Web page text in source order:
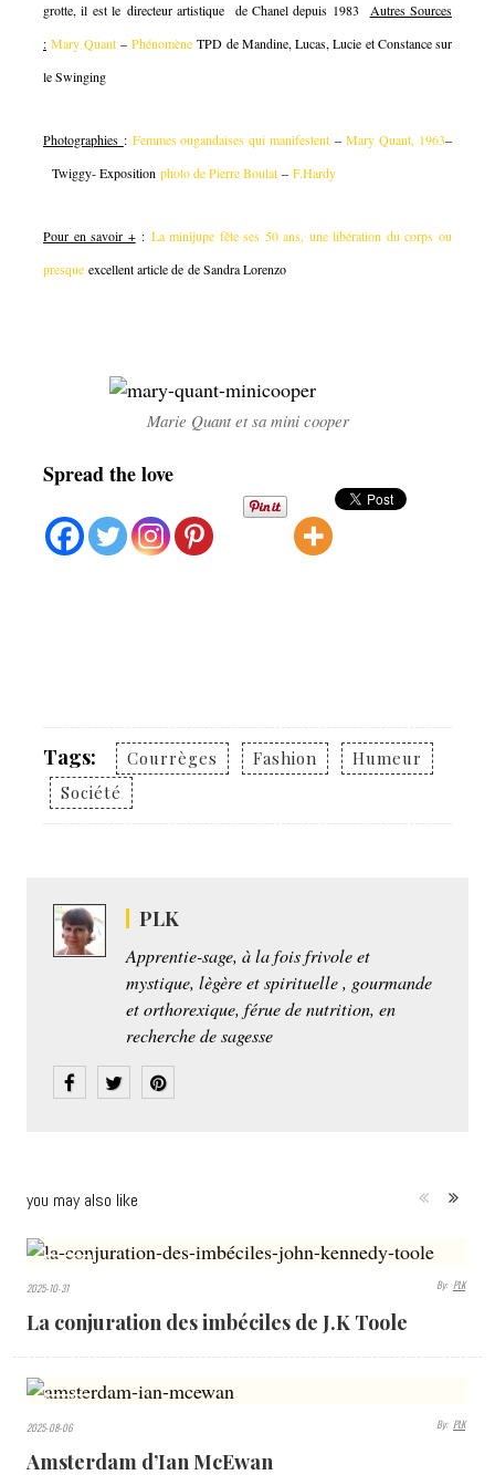
grotte, il est le directeur artistique de Chanel depuis 1983 Autres Sources
: Mary Quant – Phénomène TPD de Mandine, Lucas, Lucie et Constance sur
le Swinging
Photographies : Femmes ougandaises qui manifestent –Mary Quant, 1963–
Twiggy- Exposition photo de Pierre Boulat – F.Hardy
Pour en savoir +: La minijupe fête ses 50 ans, une libération du corps ou
presque excellent article de de Sandra Lorenzo
Marie Quant et sa mini cooper
Spread the love
Tags: Courrèges Fashion
Humeur
Société
PLK
Apprentie-sage, à la fois frivole et
mystique, lègère et spirituelle , gourmande
et orthorexique, férue de nutrition, en
recherche de sagesse
you may also like
VIEWS
2025-10-31 By: PLK
La conjuration des imbéciles de J.K Toole
VIEWS
2025-08-06 By: PLK
Amsterdam d’Ian McEwan